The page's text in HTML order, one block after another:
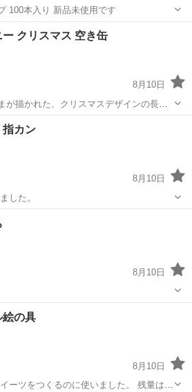
ジャイアント ゼムクリップ 100本入り 新品未使用です
その他 ゼムクリップ
ー クリスマス 空き缶
8月10日
が描かれた、クリスマスデザインの長方
うか。 - キャラクター: ミッ
カン
8月10日
しました。
8月10日
家庭用品
絵の具
8月10日